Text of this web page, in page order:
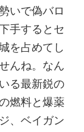
いで偽バロ
手するとセ
を占めてし
んね。なん
る最新鋭の
燃料と爆薬
、ベイガン